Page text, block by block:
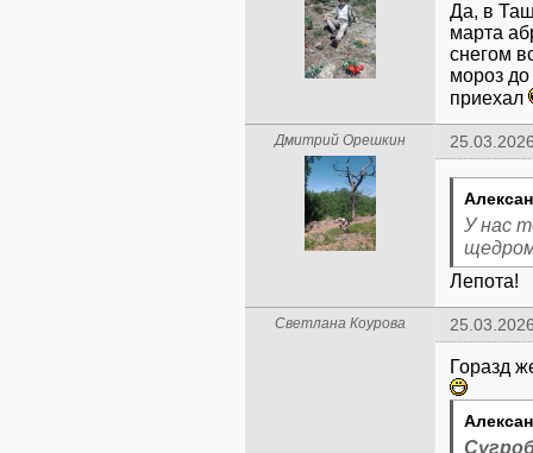
Да, в
марта
снегом
мороз
приехал
Дмитрий Орешкин
У нас
Лепота!
Светлана Коурова
Горазд